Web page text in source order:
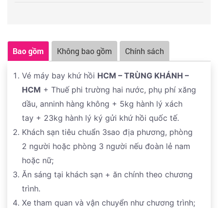
đảmbảo đầy đủ các điểm tham quan theo chương trình
và các quyền lợi Qúy khách
Bao gồm Không bao gồm Chính sách
Vé máy bay khứ hồi HCM – TRÙNG KHÁNH –
HCM + Thuế phi trường hai nước, phụ phí xăng
dầu, anninh hàng không + 5kg hành lý xách
tay + 23kg hành lý ký gửi khứ hồi quốc tế.
Khách sạn tiêu chuẩn 3sao địa phương, phòng
2 người hoặc phòng 3 người nếu đoàn lẻ nam
hoặc nữ;
Ăn sáng tại khách sạn + ăn chính theo chương
trình.
Xe tham quan và vận chuyển như chương trình;